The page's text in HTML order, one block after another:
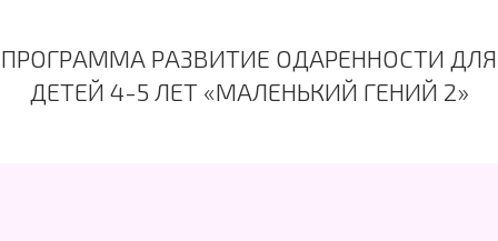
ПРОГРАММА РАЗВИТИЕ ОДАРЕННОСТИ ДЛЯ
ДЕТЕЙ 4-5 ЛЕТ «МАЛЕНЬКИЙ ГЕНИЙ 2»